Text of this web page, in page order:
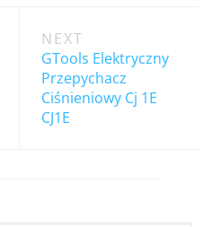
NEXT
GTools Elektryczny
Przepychacz
Ciśnieniowy Cj 1E
CJ1E